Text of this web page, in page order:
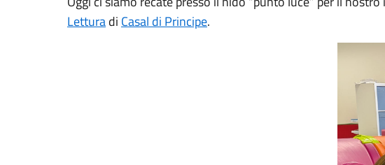
Letturadi Casal di Principe.